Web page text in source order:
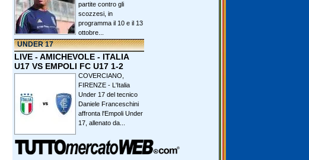
partite contro gli
scozzesi, in
programma il 10 e il 13
ottobre...
UNDER 17
LIVE - AMICHEVOLE - ITALIA
U17 VS EMPOLI FC U17 1-2
COVERCIANO,
FIRENZE - L'Italia
Under 17 del tecnico
Daniele Franceschini
affronta l'Empoli Under
17, allenato da...